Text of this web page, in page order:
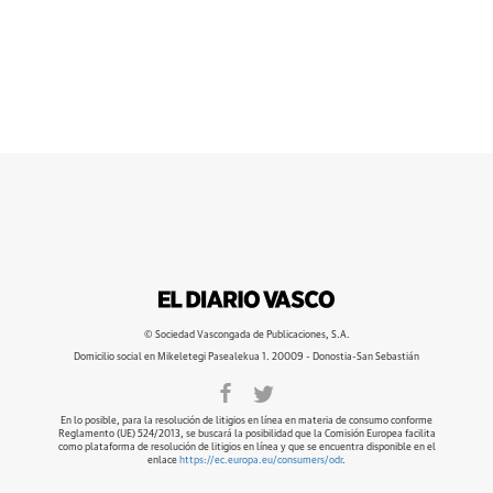
© Sociedad Vascongada de Publicaciones, S.A.
Domicilio social en Mikeletegi Pasealekua 1. 20009 - Donostia-San Sebastián
En lo posible, para la resolución de litigios en línea en materia de consumo conforme
Reglamento (UE) 524/2013, se buscará la posibilidad que la Comisión Europea facilita
como plataforma de resolución de litigios en línea y que se encuentra disponible en el
enlace https://ec.europa.eu/consumers/odr.